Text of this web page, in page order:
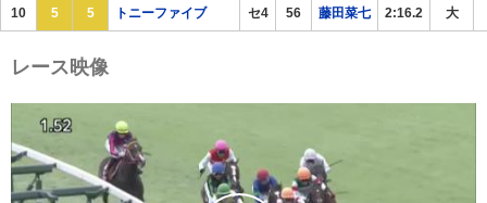
10 5 5 トニーファイブ セ4 56 藤田菜七 2:16.2 大
レース映像